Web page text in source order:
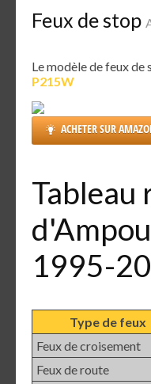
Feux de stop
Le modèle de feux de
P215W
ACHETER SUR
1995-
Type de feux
Feux de croisement
Feux de route